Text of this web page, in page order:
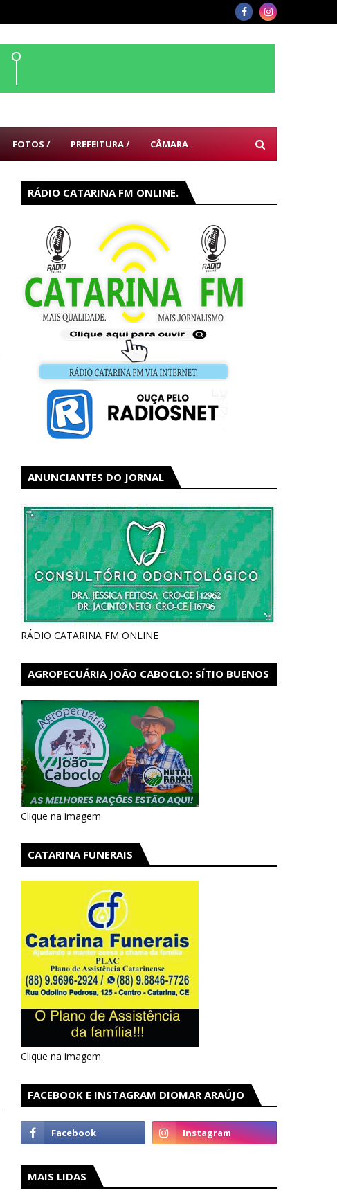
FOTOS / PREFEITURA / CÂMARA
RÁDIO CATARINA FM ONLINE.
ANUNCIANTES DO JORNAL
RÁDIO CATARINA FM ONLINE
AGROPECUÁRIA JOÃO CABOCLO: SÍTIO BUENOS
Clique na imagem
CATARINA FUNERAIS
Clique na imagem.
FACEBOOK E INSTAGRAM DIOMAR ARAÚJO
MAIS LIDAS